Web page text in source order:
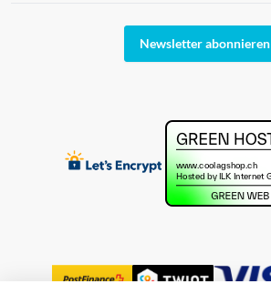
Newsletter abonnieren